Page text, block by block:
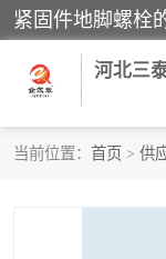
河北三
当前位置： 首页 > 供